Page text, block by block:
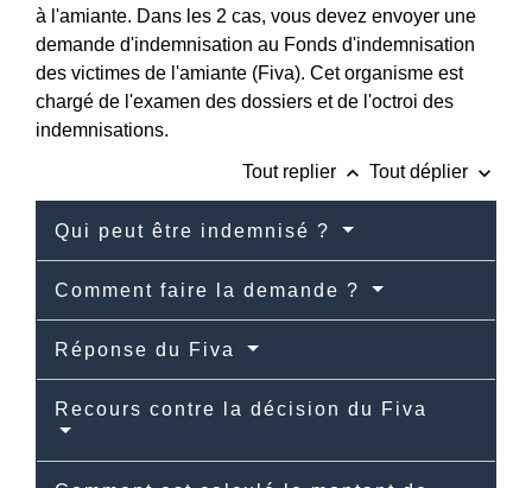
à l'amiante. Dans les 2 cas, vous devez envoyer une
demande d'indemnisation au Fonds d'indemnisation
des victimes de l'amiante (Fiva). Cet organisme est
chargé de l'examen des dossiers et de l'octroi des
indemnisations.
Tout replier keyboard_arrow_up Tout déplier keyboard_arrow_down
Qui peut être indemnisé ?
Comment faire la demande ?
Réponse du Fiva
Recours contre la décision du Fiva